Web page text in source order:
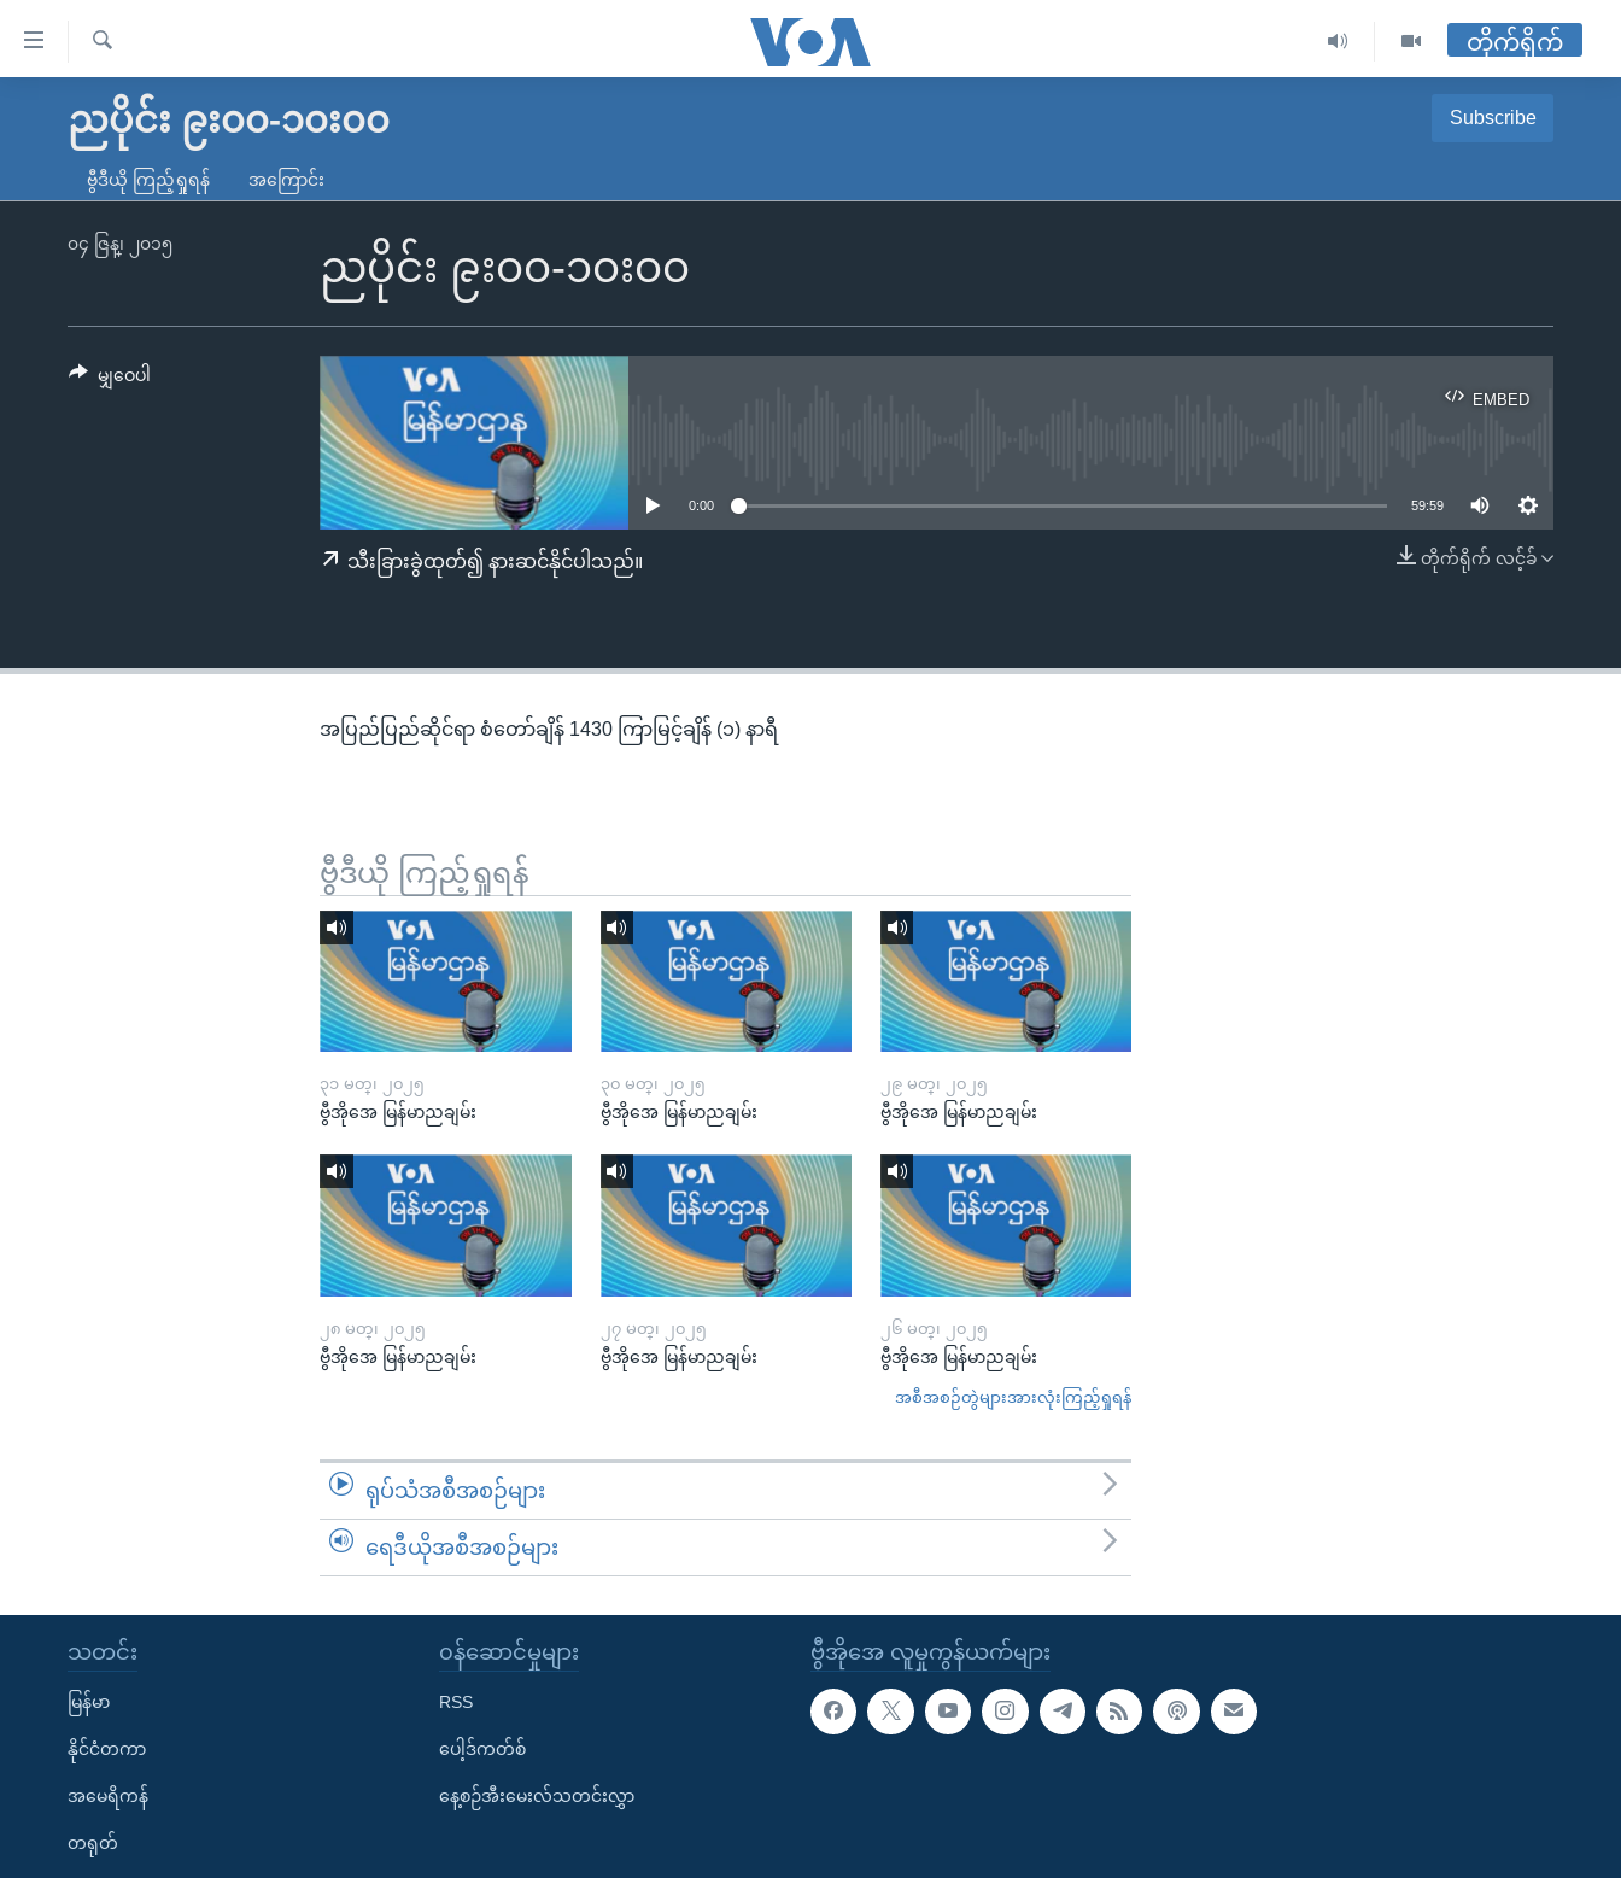
လွယ်ကူ
သည့်
ကျော်
မူလစာမျက်နှာ
ကမ္ဘာ့သတင်းများ
နိုင်ငံတကာ
တရုတ်
အစ္စရေး-ပါလက်စတိုင်း
ရပ်ဝန်းတခု လမ်းတခု အလွန်
အင်္ဂလိပ်စာလေ့လာမယ်
ရ
လာ
တိုက်ရိုက်
ညပိုင်း ၉း၀၀-၁၀း၀၀ Subscribe
Spotify
ဗွီဒီယို ကြည့်ရှုရန် အကြောင်း
ညပိုင်း ၉း၀၀-၁၀း၀၀
၀၄ ဇြန္၊ ၂၀၁၅
EMBED
EMBED
0:00 59:59
တိုက်ရိုက် လင့်ခ်
သီးခြားခွဲထုတ်၍ နားဆင်နိုင်ပါသည်။
မျှဝေပါ
အပြည်ပြည်ဆိုင်ရာ စံတော်ချိန် 1430 ကြာမြင့်ချိန် (၁) နာရီ
ဗွီဒီယို ကြည့်ရှုရန်
၃၁ မတ္၊ ၂၀၂၅
ဗွီအိုအေ မြန်မာညချမ်း
၃၀ မတ္၊ ၂၀၂၅
ဗွီအိုအေ မြန်မာညချမ်း
၂၉ မတ္၊ ၂၀၂၅
ဗွီအိုအေ မြန်မာညချမ်း
၂၈ မတ္၊ ၂၀၂၅
ဗွီအိုအေ မြန်မာညချမ်း
၂၇ မတ္၊ ၂၀၂၅
ဗွီအိုအေ မြန်မာညချမ်း
၂၆ မတ္၊ ၂၀၂၅
ဗွီအိုအေ မြန်မာညချမ်း
အစီအစဉ်တွဲများအားလုံးကြည့်ရှုရန်
ရုပ်သံအစီအစဉ်များ
ရေဒီယိုအစီအစဉ်များ
ဗွီအိုအေ လူမှုကွန်ယက်များ
သတင်း
မြန်မာ
နိုင်ငံတကာ
အမေရိကန်
တရုတ်
၀န်ဆောင်မှုများ
RSS
ပေါ့ဒ်ကတ်စ်
နေ့စဉ်အီးမေးလ်သတင်းလွှာ